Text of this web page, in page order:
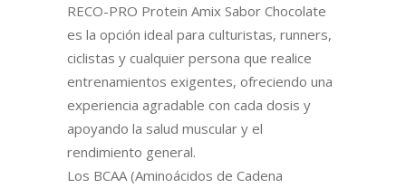
RECO-PRO Protein Amix Sabor Chocolate
es la opción ideal para culturistas, runners,
ciclistas y cualquier persona que realice
entrenamientos exigentes, ofreciendo una
experiencia agradable con cada dosis y
apoyando la salud muscular y el
rendimiento general.
Los BCAA (Aminoácidos de Cadena